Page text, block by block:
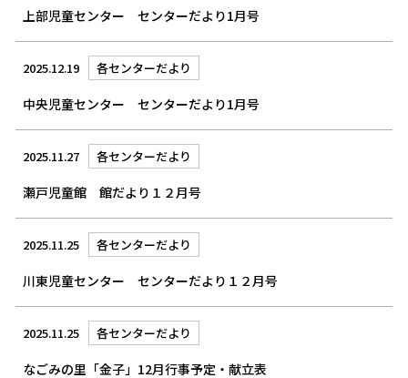
上部児童センター センターだより1月号
2025.12.19 各センターだより
中央児童センター センターだより1月号
2025.11.27 各センターだより
瀬戸児童館 館だより１２月号
2025.11.25 各センターだより
川東児童センター センターだより１２月号
2025.11.25 各センターだより
なごみの里「金子」12月行事予定・献立表